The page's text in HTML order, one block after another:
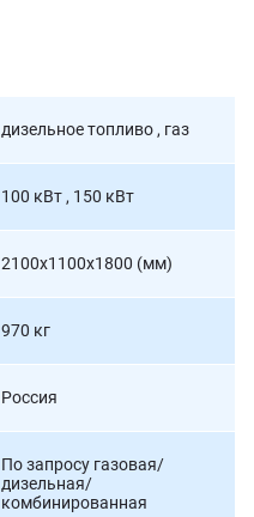
дизельное топливо , газ
100 кВт , 150 кВт
2100х1100х1800 (мм)
970 кг
Россия
По запросу газовая/
дизельная/
комбинированная